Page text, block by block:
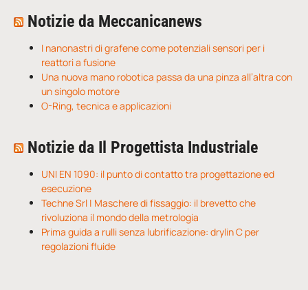
Notizie da Meccanicanews
I nanonastri di grafene come potenziali sensori per i
reattori a fusione
Una nuova mano robotica passa da una pinza all’altra con
un singolo motore
O-Ring, tecnica e applicazioni
Notizie da Il Progettista Industriale
UNI EN 1090: il punto di contatto tra progettazione ed
esecuzione
Techne Srl | Maschere di fissaggio: il brevetto che
rivoluziona il mondo della metrologia
Prima guida a rulli senza lubrificazione: drylin C per
regolazioni fluide